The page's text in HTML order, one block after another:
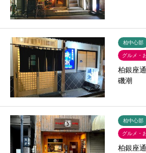
柏中心部
グルメ・
柏銀座
磯潮
柏中心部
グルメ・
柏銀座